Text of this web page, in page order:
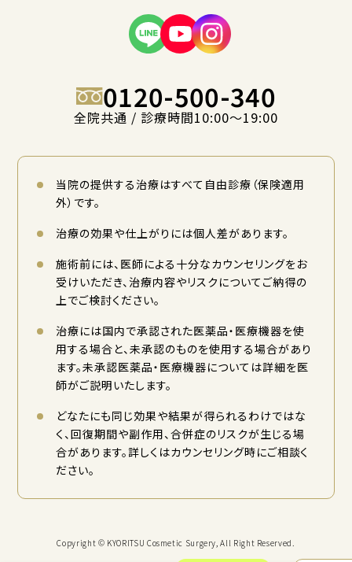
0120-500-340
全院共通 / 診療時間10:00〜19:00
当院の提供する治療はすべて自由診療（保険適用
外）です。
治療の効果や仕上がりには個人差があります。
施術前には、医師による十分なカウンセリングをお
受けいただき、治療内容やリスクについてご納得の
上でご検討ください。
治療には国内で承認された医薬品・医療機器を使
用する場合と、未承認のものを使用する場合があり
ます。未承認医薬品・医療機器については詳細を医
師がご説明いたします。
どなたにも同じ効果や結果が得られるわけではな
く、回復期間や副作用、合併症のリスクが生じる場
合があります。詳しくはカウンセリング時にご相談く
ださい。
Copyright © KYORITSU Cosmetic Surgery, All Right Reserved.